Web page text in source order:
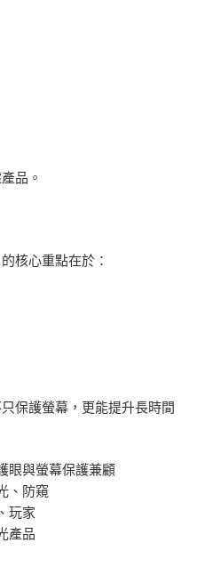
品。
核心重點在於：
保護螢幕，更能提升長時間
眼與螢幕保護兼顧
、防窺
玩家
產品